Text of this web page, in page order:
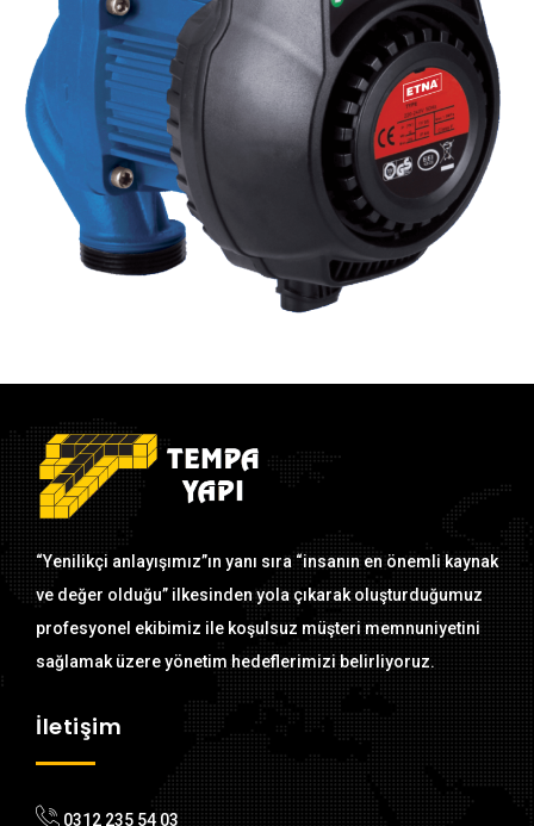
“Yenilikçi anlayışımız”ın yanı sıra “insanın en önemli kaynak
ve değer olduğu” ilkesinden yola çıkarak oluşturduğumuz
profesyonel ekibimiz ile koşulsuz müşteri memnuniyetini
sağlamak üzere yönetim hedeflerimizi belirliyoruz.
İletişim
0312 235 54 03